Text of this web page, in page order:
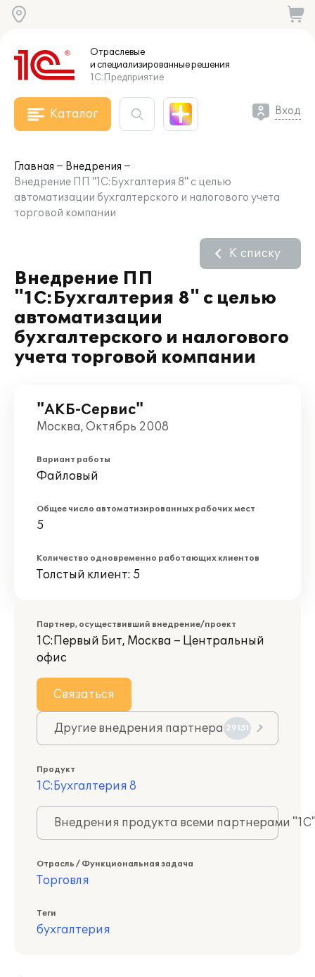
Отраслевые
и специализированныерешения
1С:Предприятие
Каталог Вход
Главная
Внедрения
Внедрение ПП "1С:Бухгалтерия 8" с целью
автоматизации бухгалтерского и налогового учета
торговой компании
Внедрение ПП
"1С:Бухгалтерия 8" с целью
автоматизации
бухгалтерского и налогового
учета торговой компании
К списку
"АКБ-Сервис"
Москва, Октябрь 2008
Вариант работы
Файловый
Общее число автоматизированных рабочих мест
5
Количество одновременно работающих клиентов
Толстый клиент: 5
Партнер, осуществивший внедрение/проект
1С:Первый Бит, Москва – Центральный
офис
Связаться
Другие внедрения партнера 29151
Продукт
1С:Бухгалтерия 8
Внедрения продукта всеми партнерами
Отрасль / Функциональная задача
Торговля
Теги
бухгалтерия